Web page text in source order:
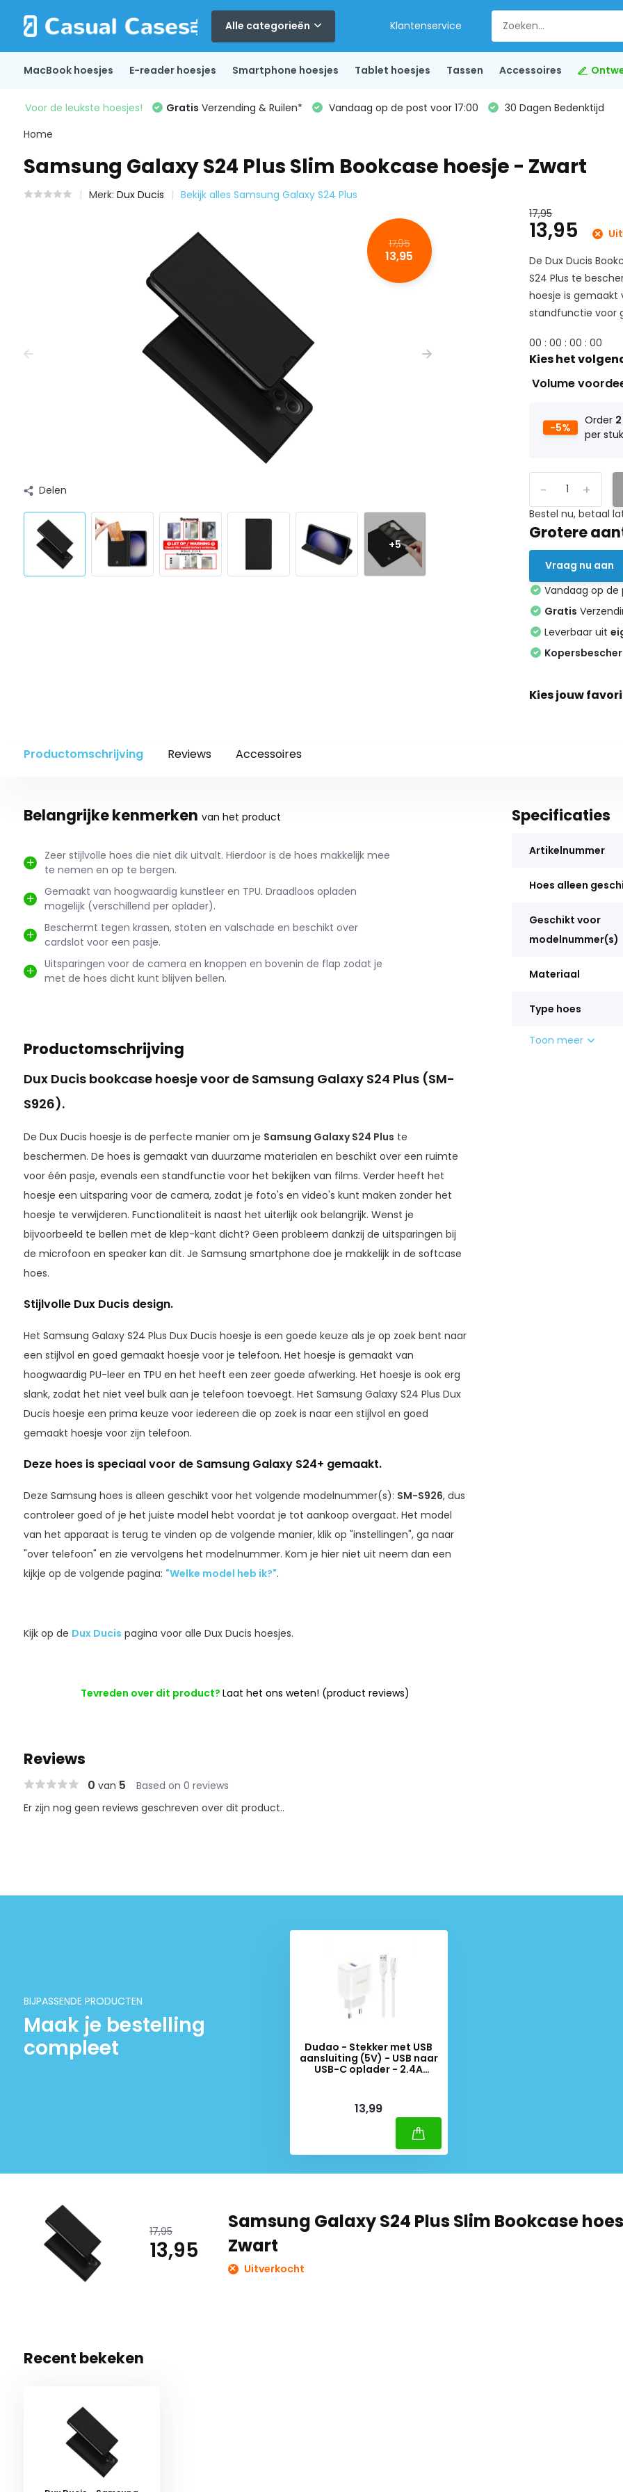
Alle categorieën Klantenservice
MacBook hoesjes E-reader hoesjes Smartphone hoesjes Tablet hoesjes Tassen Accessoires
Voor de leukste hoesjes! Gratis Verzending & Ruilen* Vandaag op de post voor 17:00
30 Dagen Bedenktijd
Home
Samsung Galaxy S24 Plus Slim Bookcase hoesje - Zwart
Merk: Dux Ducis Bekijk alles Samsung Galaxy S24 Plus
17,95
13,95
Delen
+5
17,95
13,95
De Dux Ducis
S24 Plus te
hoesje is gemaakt
standfunctie voor
00 :00 :00 :00
Kies het
Volume
-5%
Order 2
per stuk
+
-
Bestel nu, betaal
Grotere
Vraag nu aan
Vandaag op
Gratis
Leverbaar uit
Kies jouw
Productomschrijving Reviews Accessoires
Belangrijke kenmerken van het product
Zeer stijlvolle hoes die niet dik uitvalt. Hierdoor is de hoes makkelijk mee
te nemen en op te bergen.
Gemaakt van hoogwaardig kunstleer en TPU. Draadloos opladen
mogelijk (verschillend per oplader).
Beschermt tegen krassen, stoten en valschade en beschikt over
cardslot voor een pasje.
Uitsparingen voor de camera en knoppen en bovenin de flap zodat je
met de hoes dicht kunt blijven bellen.
Productomschrijving
Dux Ducis bookcase hoesje voor de Samsung Galaxy S24 Plus (SM-
S926).
De Dux Ducis hoesje is de perfecte manier om je Samsung Galaxy S24 Plus te
beschermen. De hoes is gemaakt van duurzame materialen en beschikt over een ruimte
voor één pasje, evenals een standfunctie voor het bekijken van films. Verder heeft het
hoesje een uitsparing voor de camera, zodat je foto's en video's kunt maken zonder het
hoesje te verwijderen. Functionaliteit is naast het uiterlijk ook belangrijk. Wenst je
bijvoorbeeld te bellen met de klep-kant dicht? Geen probleem dankzij de uitsparingen bij
de microfoon en speaker kan dit. Je Samsung smartphone doe je makkelijk in de softcase
hoes.
Stijlvolle Dux Ducis design.
Het Samsung Galaxy S24 Plus Dux Ducis hoesje is een goede keuze als je op zoek bent naar
een stijlvol en goed gemaakt hoesje voor je telefoon. Het hoesje is gemaakt van
hoogwaardig PU-leer en TPU en het heeft een zeer goede afwerking. Het hoesje is ook erg
slank, zodat het niet veel bulk aan je telefoon toevoegt. Het Samsung Galaxy S24 Plus Dux
Ducis hoesje een prima keuze voor iedereen die op zoek is naar een stijlvol en goed
gemaakt hoesje voor zijn telefoon.
Deze hoes is speciaal voor de Samsung Galaxy S24+ gemaakt.
Deze Samsung hoes is alleen geschikt voor het volgende modelnummer(s): SM-S926, dus
controleer goed of je het juiste model hebt voordat je tot aankoop overgaat. Het model
van het apparaat is terug te vinden op de volgende manier, klik op "instellingen", ga naar
"over telefoon" en zie vervolgens het modelnummer. Kom je hier niet uit neem dan een
kijkje op de volgende pagina: "Welke model heb ik?".
Kijk op de Dux Ducis pagina voor alle Dux Ducis hoesjes.
Tevreden over dit product?Laat het ons weten! (product reviews)
Specificaties
Artikelnummer
Hoes alleen
Geschikt voor
modelnummer(s)
Materiaal
Type hoes
Toon meer
Reviews
0 van 5 Based on 0 reviews
Er zijn nog geen reviews geschreven over dit product..
BIJPASSENDE PRODUCTEN
Maak je bestelling
compleet
Dudao - Stekker met USB
aansluiting (5V) - USB naar
USB-C oplader - 2.4A
13,99
17,95
13,95
Samsung Galaxy S24 Plus Slim Bookcase
Zwart
Uitverkocht
Recent bekeken